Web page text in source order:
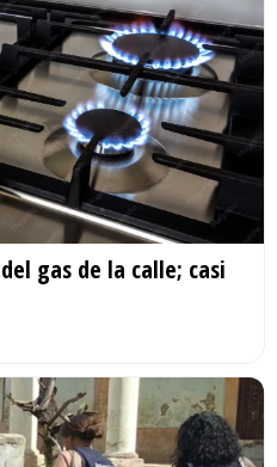
gas de la calle; casi